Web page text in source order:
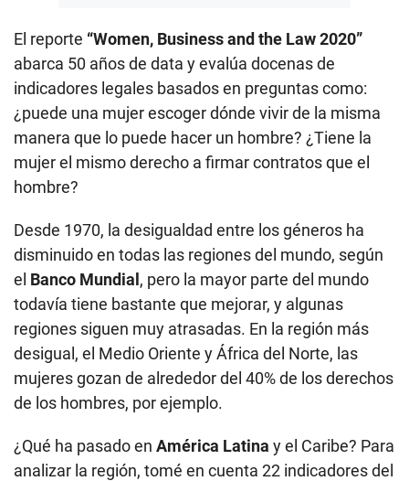
El reporte “Women, Business and the Law 2020”
abarca 50 años de data y evalúa docenas de
indicadores legales basados en preguntas como:
¿puede una mujer escoger dónde vivir de la misma
manera que lo puede hacer un hombre? ¿Tiene la
mujer el mismo derecho a firmar contratos que el
hombre?
Desde 1970, la desigualdad entre los géneros ha
disminuido en todas las regiones del mundo, según
el Banco Mundial, pero la mayor parte del mundo
todavía tiene bastante que mejorar, y algunas
regiones siguen muy atrasadas. En la región más
desigual, el Medio Oriente y África del Norte, las
mujeres gozan de alrededor del 40% de los derechos
de los hombres, por ejemplo.
¿Qué ha pasado en América Latina y el Caribe? Para
analizar la región, tomé en cuenta 22 indicadores del